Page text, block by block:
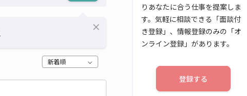
close
新着順
りあなたに合う仕事を提案しま
す。気軽に相談できる「面談付
き登録」、情報登録のみの「オ
ンライン登録」があります。
登録する